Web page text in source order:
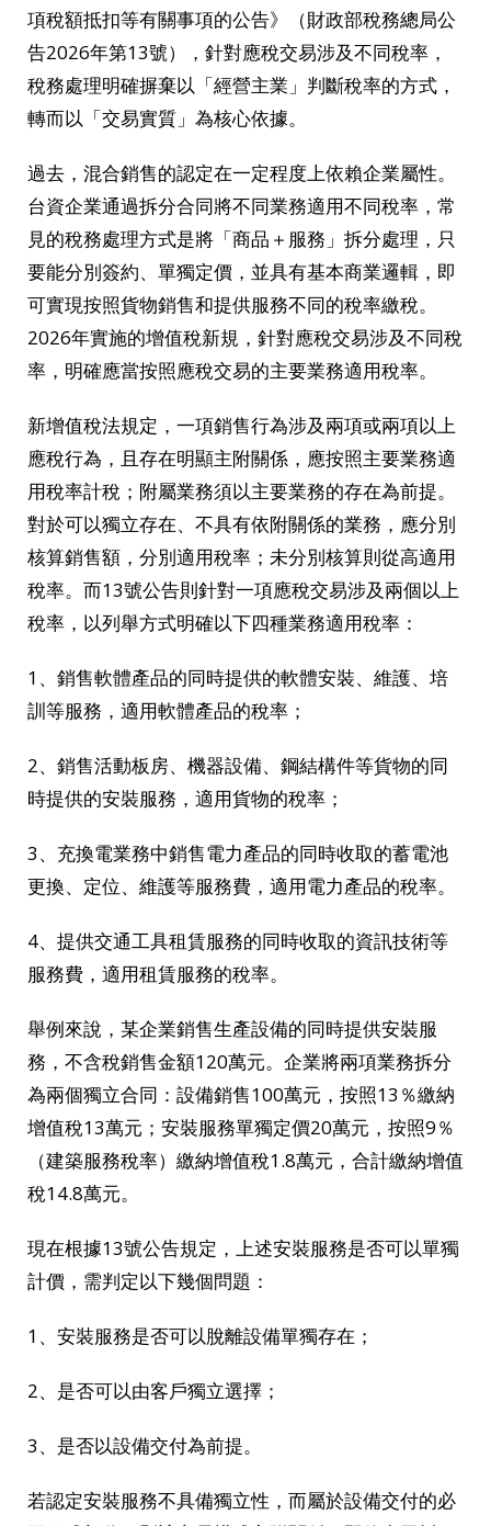
項稅額抵扣等有關事項的公告》（財政部稅務總局公
告2026年第13號），針對應稅交易涉及不同稅率，
稅務處理明確摒棄以「經營主業」判斷稅率的方式，
轉而以「交易實質」為核心依據。
過去，混合銷售的認定在一定程度上依賴企業屬性。
台資企業通過拆分合同將不同業務適用不同稅率，常
見的稅務處理方式是將「商品＋服務」拆分處理，只
要能分別簽約、單獨定價，並具有基本商業邏輯，即
可實現按照貨物銷售和提供服務不同的稅率繳稅。
2026年實施的增值稅新規，針對應稅交易涉及不同稅
率，明確應當按照應稅交易的主要業務適用稅率。
新增值稅法規定，一項銷售行為涉及兩項或兩項以上
應稅行為，且存在明顯主附關係，應按照主要業務適
用稅率計稅；附屬業務須以主要業務的存在為前提。
對於可以獨立存在、不具有依附關係的業務，應分別
核算銷售額，分別適用稅率；未分別核算則從高適用
稅率。而13號公告則針對一項應稅交易涉及兩個以上
稅率，以列舉方式明確以下四種業務適用稅率：
1、銷售軟體產品的同時提供的軟體安裝、維護、培
訓等服務，適用軟體產品的稅率；
2、銷售活動板房、機器設備、鋼結構件等貨物的同
時提供的安裝服務，適用貨物的稅率；
3、充換電業務中銷售電力產品的同時收取的蓄電池
更換、定位、維護等服務費，適用電力產品的稅率。
4、提供交通工具租賃服務的同時收取的資訊技術等
服務費，適用租賃服務的稅率。
舉例來說，某企業銷售生產設備的同時提供安裝服
務，不含稅銷售金額120萬元。企業將兩項業務拆分
為兩個獨立合同：設備銷售100萬元，按照13％繳納
增值稅13萬元；安裝服務單獨定價20萬元，按照9％
（建築服務稅率）繳納增值稅1.8萬元，合計繳納增值
稅14.8萬元。
現在根據13號公告規定，上述安裝服務是否可以單獨
計價，需判定以下幾個問題：
1、安裝服務是否可以脫離設備單獨存在；
2、是否可以由客戶獨立選擇；
3、是否以設備交付為前提。
若認定安裝服務不具備獨立性，而屬於設備交付的必